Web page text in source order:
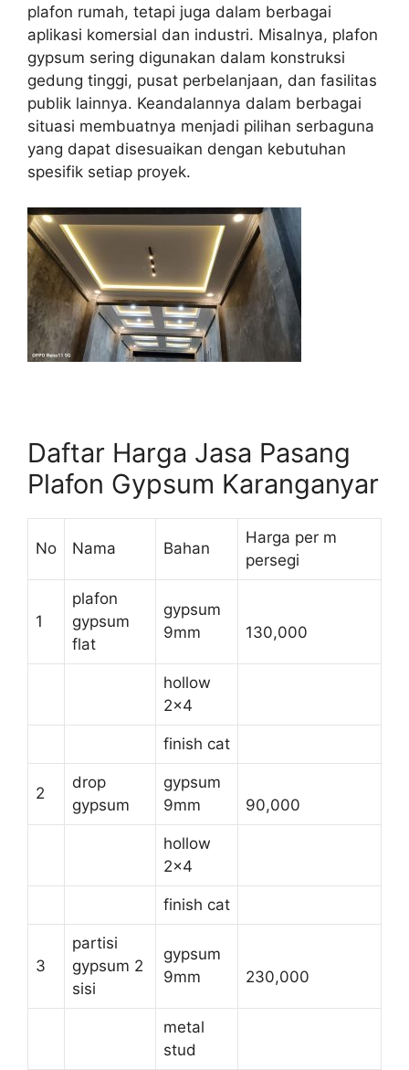
plafon rumah, tetapi juga dalam berbagai
aplikasi komersial dan industri. Misalnya, plafon
gypsum sering digunakan dalam konstruksi
gedung tinggi, pusat perbelanjaan, dan fasilitas
publik lainnya. Keandalannya dalam berbagai
situasi membuatnya menjadi pilihan serbaguna
yang dapat disesuaikan dengan kebutuhan
spesifik setiap proyek.
Daftar Harga Jasa Pasang
Plafon Gypsum Karanganyar
No Nama Bahan
Harga per m
persegi
1
plafon
gypsum
flat
gypsum
9mm
130,000
hollow
2×4
finish cat
2
drop
gypsum
gypsum
9mm
90,000
hollow
2×4
finish cat
3
partisi
gypsum 2
sisi
gypsum
9mm
230,000
metal
stud